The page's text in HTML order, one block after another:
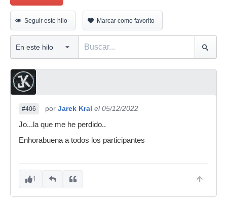
Seguir este hilo Marcar como favorito
#406 por Jarek Kral el 05/12/2022
Jo...la que me he perdido..
Enhorabuena a todos los participantes
1